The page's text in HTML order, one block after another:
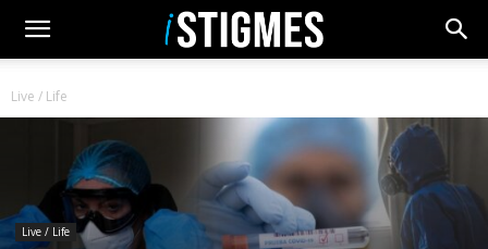
Live / Life
Live / Life